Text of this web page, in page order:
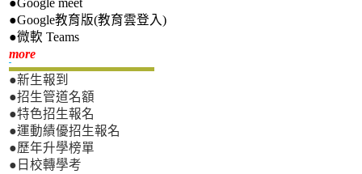
●Google meet
●Google教育版(教育雲登入)
●微軟 Teams
more新生專區
●新生報到
●招生管道名額
●特色招生報名
●運動績優招生報名
●歷年升學榜單
●日校轉學考